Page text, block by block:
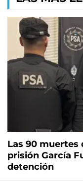
Las 90 muertes
prisión García
detención